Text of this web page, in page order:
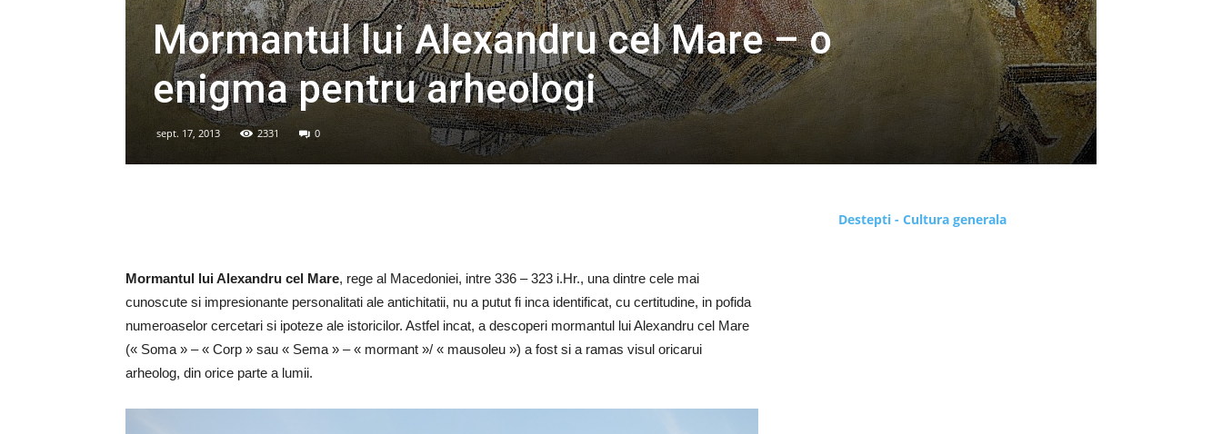
Mormantul lui Alexandru cel Mare – o
enigma pentru arheologi
sept. 17, 2013 2331 0
Mormantul lui Alexandru cel Mare, rege al Macedoniei, intre 336 – 323 i.Hr., una dintre cele mai
cunoscute si impresionante personalitati ale antichitatii, nu a putut fi inca identificat, cu certitudine, in pofida
numeroaselor cercetari si ipoteze ale istoricilor. Astfel incat, a descoperi mormantul lui Alexandru cel Mare
(« Soma » – « Corp » sau « Sema » – « mormant »/ « mausoleu ») a fost si a ramas visul oricarui
arheolog, din orice parte a lumii.
Destepti - Cultura generala